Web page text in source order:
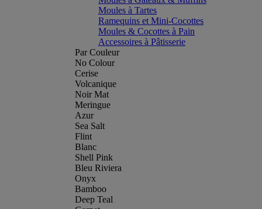
Moules à Tartes
Ramequins et Mini-Cocottes
Moules & Cocottes à Pain
Accessoires à Pâtisserie
Par Couleur
No Colour
Cerise
Volcanique
Noir Mat
Meringue
Azur
Sea Salt
Flint
Blanc
Shell Pink
Bleu Riviera
Onyx
Bamboo
Deep Teal